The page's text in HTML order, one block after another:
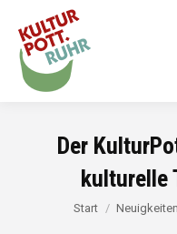
Der
kulturelle
Sie befinden sich
Start Neuigkeiten